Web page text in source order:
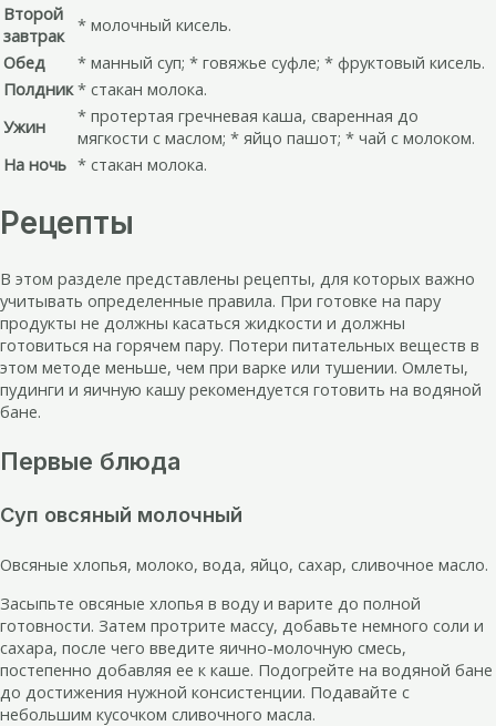
Второй
завтрак * молочный кисель.
Обед
* манный суп; * говяжье суфле; * фруктовый кисель.
Полдник * стакан молока.
Ужин
* протертая гречневая каша, сваренная до
мягкости с маслом; * яйцо пашот; * чай с молоком.
На ночь * стакан молока.
Рецепты
В этом разделе представлены рецепты, для которых важно
учитывать определенные правила. При готовке на пару
продукты не должны касаться жидкости и должны
готовиться на горячем пару. Потери питательных веществ в
этом методе меньше, чем при варке или тушении. Омлеты,
пудинги и яичную кашу рекомендуется готовить на водяной
бане.
Первые блюда
Суп овсяный молочный
Овсяные хлопья, молоко, вода, яйцо, сахар, сливочное масло.
Засыпьте овсяные хлопья в воду и варите до полной
готовности. Затем протрите массу, добавьте немного соли и
сахара, после чего введите яично-молочную смесь,
постепенно добавляя ее к каше. Подогрейте на водяной бане
до достижения нужной консистенции. Подавайте с
небольшим кусочком сливочного масла.